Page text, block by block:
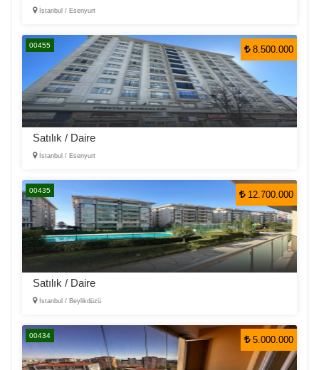
İstanbul / Esenyurt
00455 8.500.000
Satılık / Daire
İstanbul / Esenyurt
00435 12.700.000
Satılık / Daire
İstanbul / Beylikdüzü
00434 5.000.000